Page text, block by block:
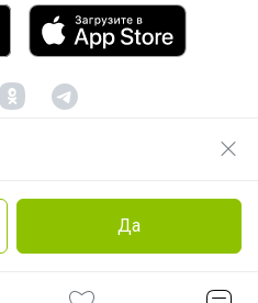
Да
2012 -2026
пользователя